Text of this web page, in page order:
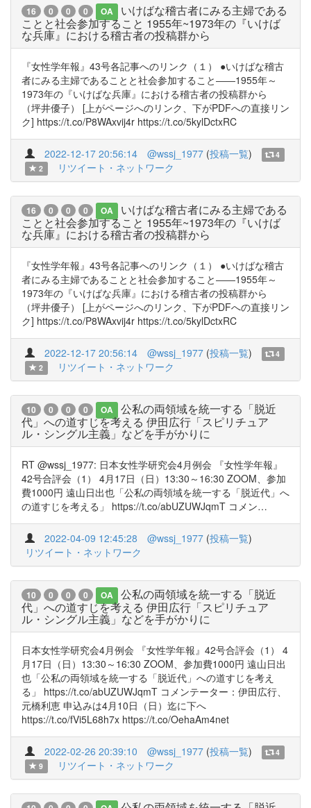
16 0 0 0 OA
いけばな稽古者にみる主婦である
ことと社会参加すること 1955年~1973年の『いけば
な兵庫』における稽古者の投稿群から
『女性学年報』43号各記事へのリンク（１） ●いけばな稽古
者にみる主婦であることと社会参加すること――1955年～
1973年の『いけばな兵庫』における稽古者の投稿群から
（坪井優子） [上がページへのリンク、下がPDFへの直接リン
ク] https://t.co/P8WAxvij4r https://t.co/5kylDctxRC
2022-12-17 20:56:14 @wssj_1977 (投稿一覧)
4
2
リツイート・ネットワーク
16 0 0 0 OA
いけばな稽古者にみる主婦である
ことと社会参加すること 1955年~1973年の『いけば
な兵庫』における稽古者の投稿群から
『女性学年報』43号各記事へのリンク（１） ●いけばな稽古
者にみる主婦であることと社会参加すること――1955年～
1973年の『いけばな兵庫』における稽古者の投稿群から
（坪井優子） [上がページへのリンク、下がPDFへの直接リン
ク] https://t.co/P8WAxvij4r https://t.co/5kylDctxRC
2022-12-17 20:56:14 @wssj_1977 (投稿一覧)
4
2
リツイート・ネットワーク
10 0 0 0 OA
公私の両領域を統一する「脱近
代」への道すじを考える 伊田広行「スピリチュア
ル・シングル主義」などを手がかりに
RT @wssj_1977: 日本女性学研究会4月例会 『女性学年報』
42号合評会（1） 4月17日（日）13:30～16:30 ZOOM、参加
費1000円 遠山日出也「公私の両領域を統一する「脱近代」へ
の道すじを考える」 https://t.co/abUZUWJqmT コメン…
2022-04-09 12:45:28 @wssj_1977 (投稿一覧)
リツイート・ネットワーク
10 0 0 0 OA
公私の両領域を統一する「脱近
代」への道すじを考える 伊田広行「スピリチュア
ル・シングル主義」などを手がかりに
日本女性学研究会4月例会 『女性学年報』42号合評会（1） 4
月17日（日）13:30～16:30 ZOOM、参加費1000円 遠山日出
也「公私の両領域を統一する「脱近代」への道すじを考え
る」 https://t.co/abUZUWJqmT コメンテーター：伊田広行、
元橋利恵 申込みは4月10日（日）迄に下へ
https://t.co/fVi5L68h7x https://t.co/OehaAm4net
2022-02-26 20:39:10 @wssj_1977 (投稿一覧)
4
9
リツイート・ネットワーク